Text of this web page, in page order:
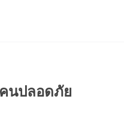
นปลอดภัย